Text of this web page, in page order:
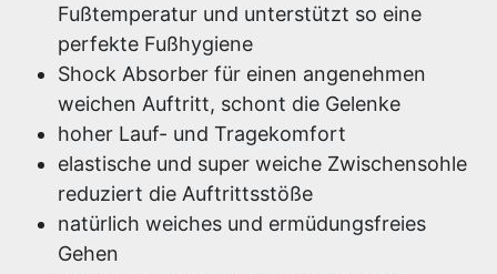
Fußtemperatur und unterstützt so eine
perfekte Fußhygiene
Shock Absorber für einen angenehmen
weichen Auftritt, schont die Gelenke
hoher Lauf- und Tragekomfort
elastische und super weiche Zwischensohle
reduziert die Auftrittsstöße
natürlich weiches und ermüdungsfreies
Gehen